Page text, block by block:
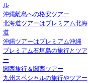
ル
沖縄離島への格安ツアー
北海道ツアーはプレミアム北海
道
沖縄ツアーはプレミアム沖縄
プレミアム石垣島の旅行とツア
ー
関西旅行＆関西ツアー
九州スペシャルの旅行やツアー